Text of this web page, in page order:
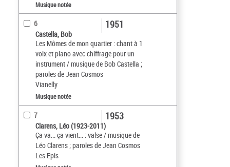
Musique notée
6
Castella, Bob
Les Mômes de mon quartier : chant à 1
voix et piano avec chiffrage pour un
instrument / musique de Bob Castella ;
paroles de Jean Cosmos
Vianelly
1951
Musique notée
7
Clarens, Léo (1923-2011)
Ça va... ça vient... : valse / musique de
Léo Clarens ; paroles de Jean Cosmos
Les Epis
1953